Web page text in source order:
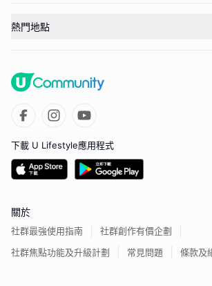
熱門地點
下載 U Lifestyle應用程式
關於
社群最強使用指南
社群創作有價企劃
社群焦點功能及升級計劃
常見問題 條款及